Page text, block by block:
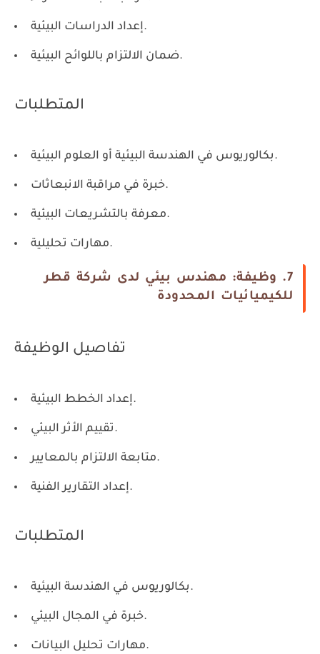
إعداد الدراسات البيئية.
ضمان الالتزام باللوائح البيئية.
المتطلبات
بكالوريوس في الهندسة البيئية أو العلوم البيئية.
خبرة في مراقبة الانبعاثات.
معرفة بالتشريعات البيئية.
مهارات تحليلية.
7. وظيفة: مهندس بيئي لدى شركة قطر
للكيميائيات المحدودة
تفاصيل الوظيفة
إعداد الخطط البيئية.
تقييم الأثر البيئي.
متابعة الالتزام بالمعايير.
إعداد التقارير الفنية.
المتطلبات
بكالوريوس في الهندسة البيئية.
خبرة في المجال البيئي.
مهارات تحليل البيانات.